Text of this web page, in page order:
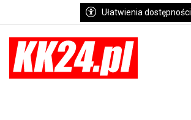
Ułatwienia dostępności